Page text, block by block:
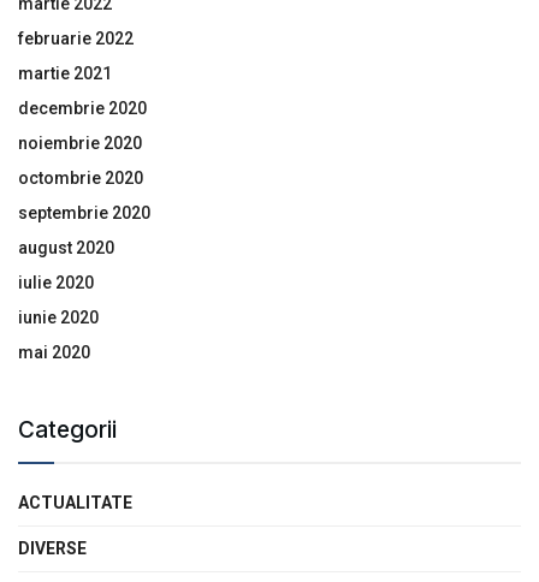
februarie 2022
martie 2021
decembrie 2020
noiembrie 2020
octombrie 2020
septembrie 2020
august 2020
iulie 2020
iunie 2020
mai 2020
Categorii
ACTUALITATE
DIVERSE